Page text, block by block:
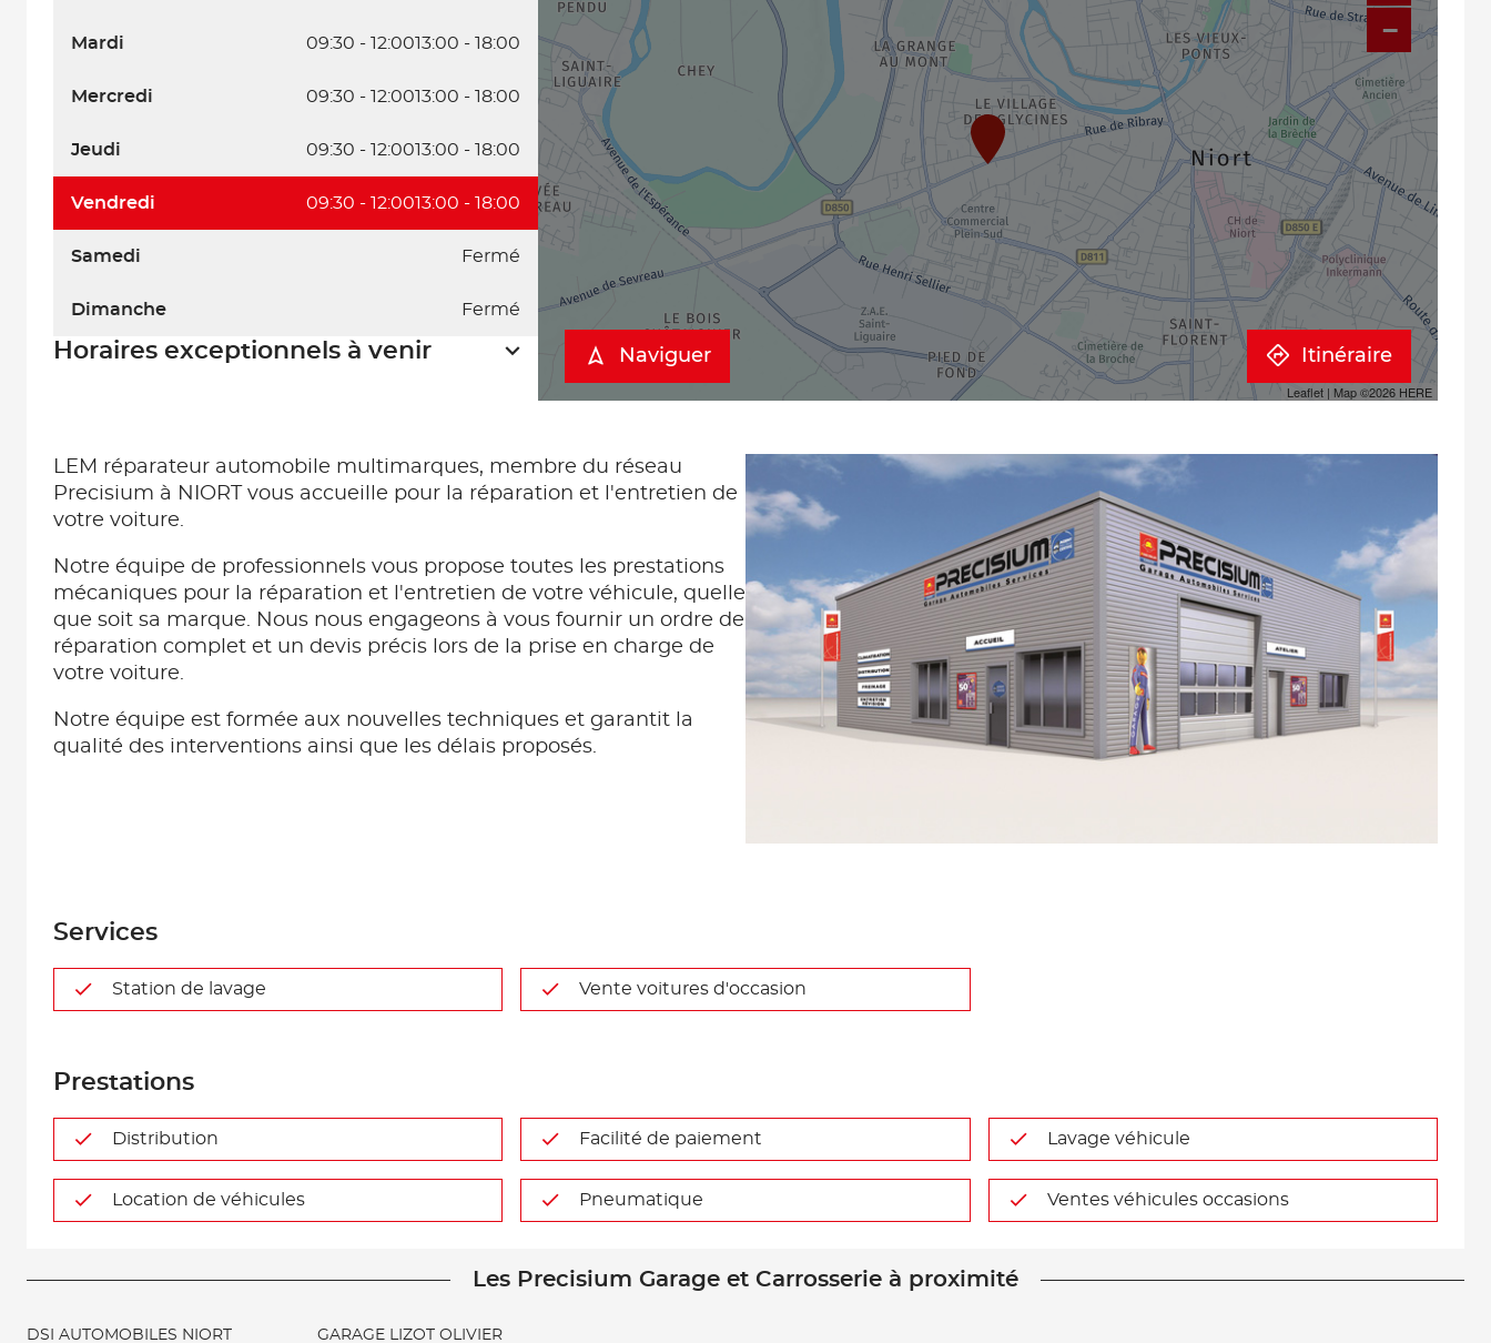
Mardi 09:30 - 12:0013:00 - 18:00
Mercredi 09:30 - 12:0013:00 - 18:00
Jeudi 09:30 - 12:0013:00 - 18:00
Vendredi 09:30 - 12:0013:00 - 18:00
Samedi Fermé
Dimanche Fermé
Horaires exceptionnels à venir
−
Leaflet | Map ©2026 HERE
Naviguer Itinéraire
LEM réparateur automobile multimarques, membre du réseau
Precisium à NIORT vous accueille pour la réparation et l'entretien de
votre voiture.
Notre équipe de professionnels vous propose toutes les prestations
mécaniques pour la réparation et l'entretien de votre véhicule, quelle
que soit sa marque. Nous nous engageons à vous fournir un ordre de
réparation complet et un devis précis lors de la prise en charge de
votre voiture.
Notre équipe est formée aux nouvelles techniques et garantit la
qualité des interventions ainsi que les délais proposés.
Services
Station de lavage Vente voitures d'occasion
Prestations
Distribution Facilité de paiement Lavage véhicule
Location de véhicules Pneumatique Ventes véhicules occasions
Les Precisium Garage et Carrosserie à proximité
DSI AUTOMOBILES NIORT GARAGE LIZOT OLIVIER